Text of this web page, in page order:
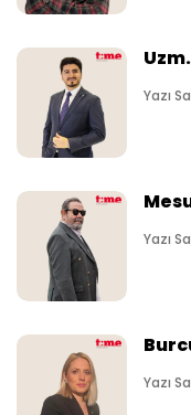
Yazı
Yazı
Yazı